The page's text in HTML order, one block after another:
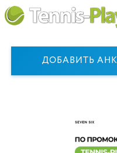
ДОБАВИТЬ